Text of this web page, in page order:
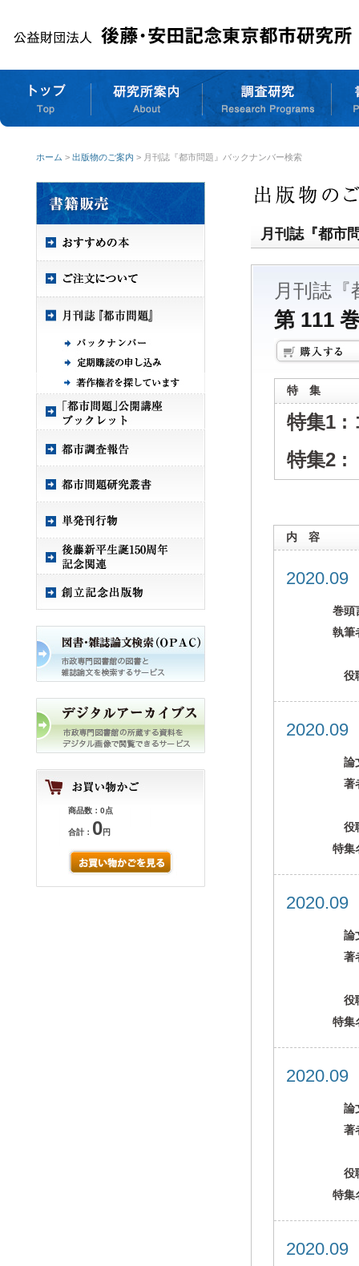
ホーム > 出版物のご案内 > 月刊誌『都市問題』バックナンバー検索
商品数：0点
合計： 0円
月刊誌『都市
月刊誌『
第 111
特 集
特集1 :
特集2 :
内 容
巻頭
執筆
役
論
著
役
特集
論
著
役
特集
論
著
役
特集